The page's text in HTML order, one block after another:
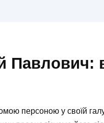
Павлович:
персоною у своїй